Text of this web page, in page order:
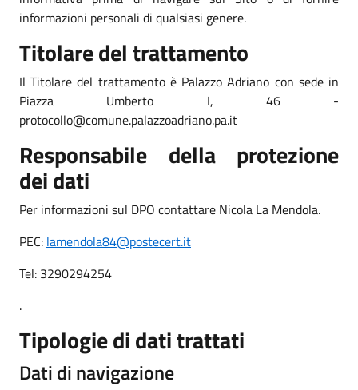
informazioni personali di qualsiasi genere.
Titolare del trattamento
Il Titolare del trattamento è Palazzo Adriano con sede in
Piazza Umberto I, 46 -
protocollo@comune.palazzoadriano.pa.it
Responsabile della protezione
dei dati
Per informazioni sul DPO contattare Nicola La Mendola.
PEC: lamendola84@postecert.it
Tel: 3290294254
.
Tipologie di dati trattati
Dati di navigazione